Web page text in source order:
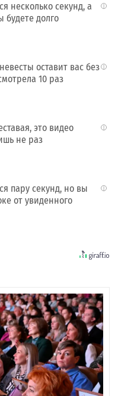
i
несколько секунд, а
будете долго
i
оставит вас без
10 раз
i
это видео
не раз
i
пару секунд, но вы
от увиденного